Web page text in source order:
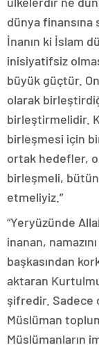
dünya finansına
İnanın ki İslam
inisiyatifsiz
büyük güçtür.
olarak
birleştirmelidir.
birleşmesi için
ortak hedefler,
birleşmeli,
etmeliyiz.”
“Yeryüzünde
inanan,
başkasından
aktaran
şifredir. Sadece
Müslüman
Müslümanların